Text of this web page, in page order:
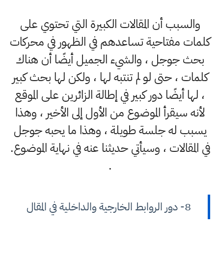
والسبب أن المقالات الكبيرة التي تحتوي على
كلمات مفتاحية تساعدهم في الظهور في محركات
بحث جوجل ، والشيء الجميل أيضًا أن هناك
كلمات ، حتى لو لم تنتبه لها ، ولكن لها بحث كبير
، لها أيضًا دور كبير في إطالة الزائرين على الموقع
لأنه سيقرأ الموضوع من الأول إلى الأخير ، وهذا
يسبب له جلسة طويلة ، وهذا ما يحبه جوجل
في المقالات ، وسيأتي حديثنا عنه في نهاية الموضوع.
.
8- دور الروابط الخارجية والداخلية في المقال